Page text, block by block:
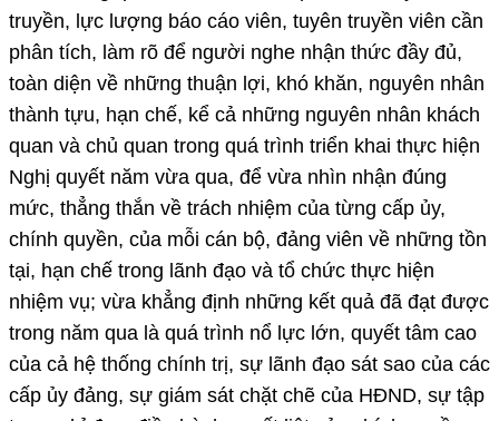
truyền, lực lượng báo cáo viên, tuyên truyền viên cần
phân tích, làm rõ để người nghe nhận thức đầy đủ,
toàn diện về những thuận lợi, khó khăn, nguyên nhân
thành tựu, hạn chế, kể cả những nguyên nhân khách
quan và chủ quan trong quá trình triển khai thực hiện
Nghị quyết năm vừa qua, để vừa nhìn nhận đúng
mức, thẳng thắn về trách nhiệm của từng cấp ủy,
chính quyền, của mỗi cán bộ, đảng viên về những tồn
tại, hạn chế trong lãnh đạo và tổ chức thực hiện
nhiệm vụ; vừa khẳng định những kết quả đã đạt được
trong năm qua là quá trình nổ lực lớn, quyết tâm cao
của cả hệ thống chính trị, sự lãnh đạo sát sao của các
cấp ủy đảng, sự giám sát chặt chẽ của HĐND, sự tập